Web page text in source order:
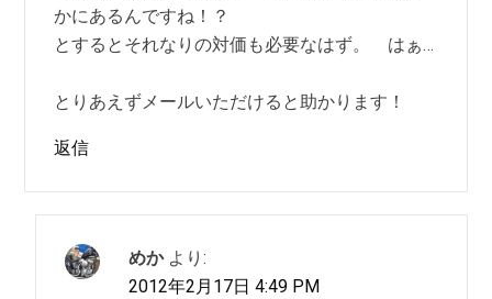
かにあるんですね！？
とするとそれなりの対価も必要なはず。 はぁ…
とりあえずメールいただけると助かります！
返信
めか より:
2012年2月17日 4:49 PM